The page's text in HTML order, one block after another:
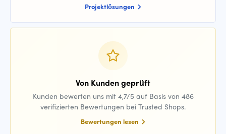
Projektlösungen
Von Kunden geprüft
Kunden bewerten uns mit 4,7/5 auf Basis von 486
verifizierten Bewertungen bei Trusted Shops.
Bewertungen lesen